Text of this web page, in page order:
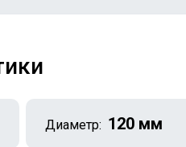
Диаметр: 120 мм